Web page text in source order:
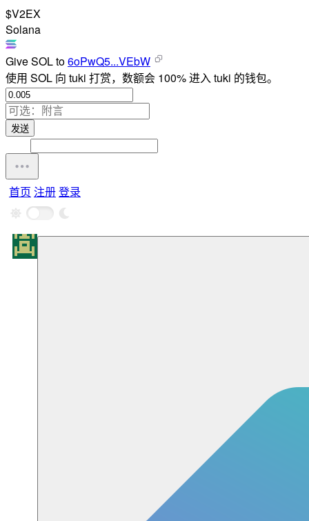
$V2EX
Solana
GiveSOLto6oPwQ5...VEbW
使用 SOL 向 tuki 打赏，数额会 100% 进入 tuki 的钱包。
发送
首页 注册登录